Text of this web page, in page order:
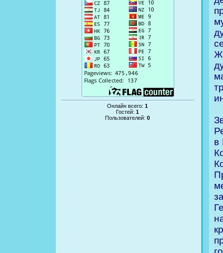
Онлайн всего:1
Гостей:1
Пользователей:0
в